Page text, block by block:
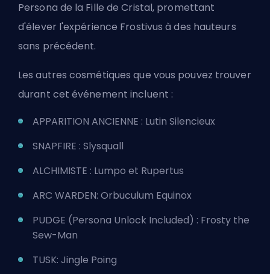
Persona de la Fille de Cristal, promettant
d'élever l'expérience Frostivus à des hauteurs
sans précédent.
Les autres cosmétiques que vous pouvez trouver
durant cet événement incluent :
APPARITION ANCIENNE : Lutin Silencieux
SNAPFIRE : Slysquall
ALCHIMISTE : Lumpo et Rupertus
ARC WARDEN: Orbuculum Equinox
PUDGE (Persona Unlock Included) : Frosty the
Sew-Man
TUSK: Jingle Poing